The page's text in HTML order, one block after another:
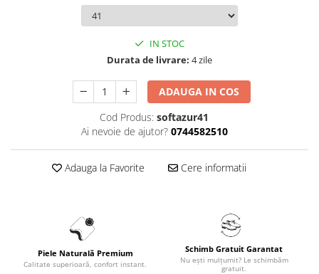
IN STOC
Durata de livrare: 4 zile
ADAUGA IN COS
Cod Produs: softazur41
Ai nevoie de ajutor? 0744582510
Adauga la Favorite Cere informatii
Piele Naturală Premium
Calitate superioară, confort instant.
Schimb Gratuit Garantat
Nu ești mulțumit? Le schimbăm
gratuit.